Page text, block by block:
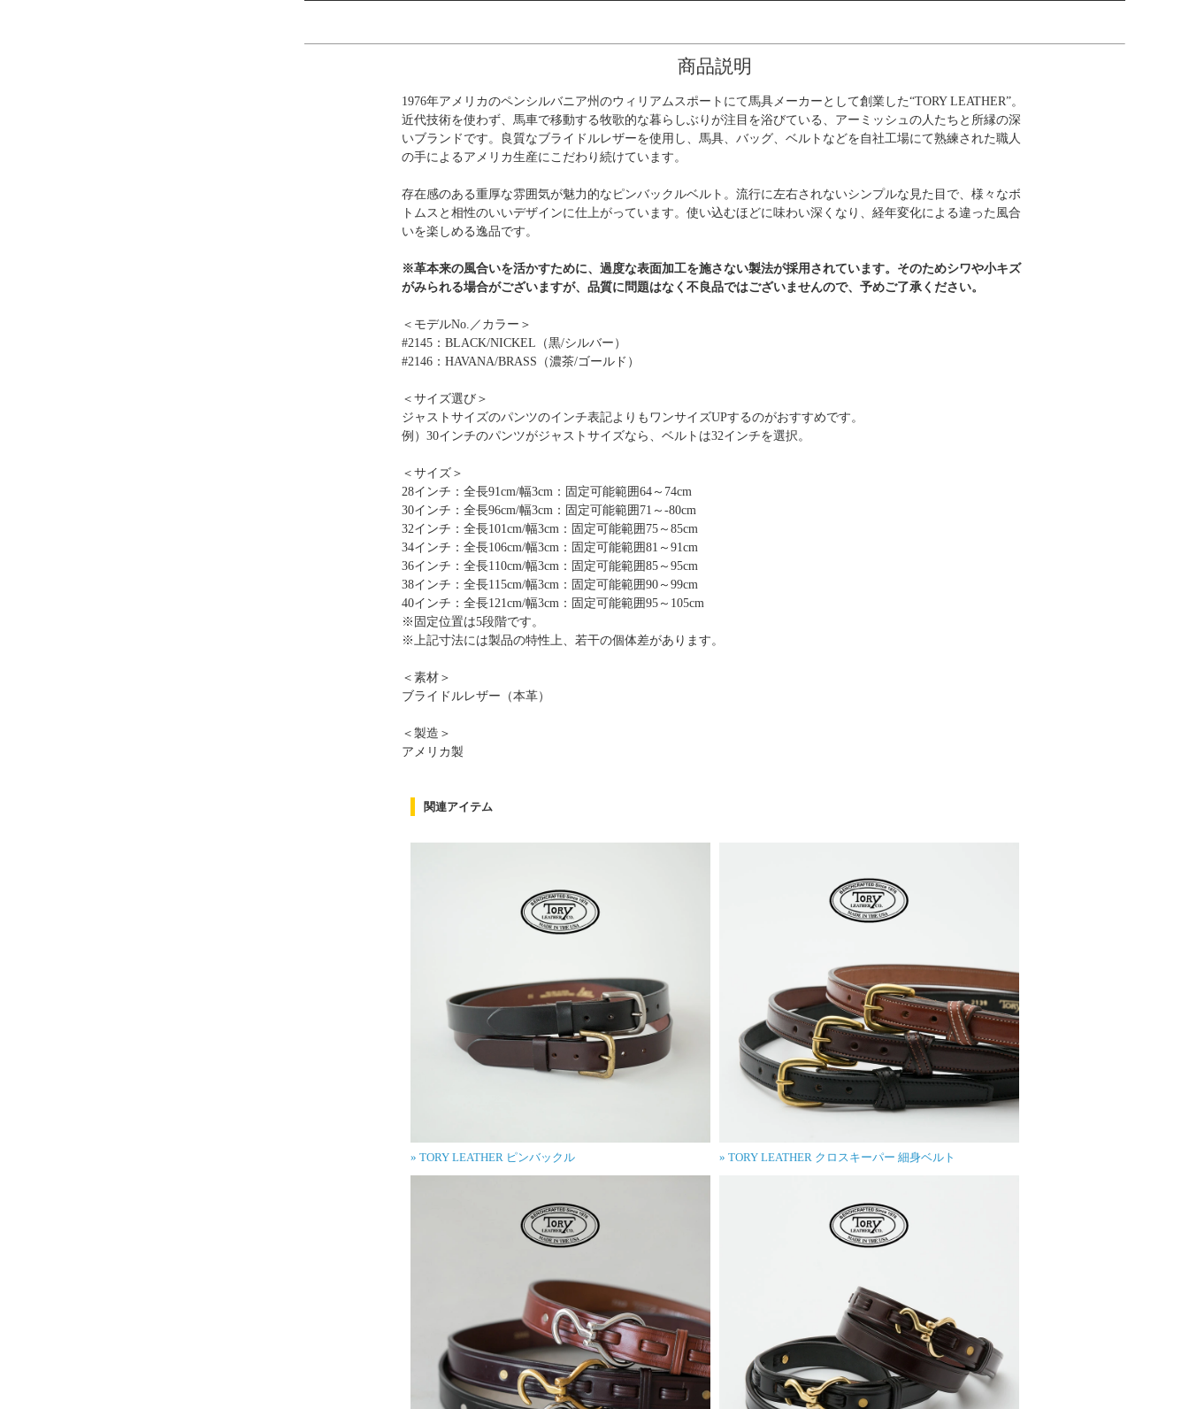
商品説明
1976年アメリカのペンシルバニア州のウィリアムスポートにて馬具メーカーとして創業した“TORY LEATHER”。
近代技術を使わず、馬車で移動する牧歌的な暮らしぶりが注目を浴びている、アーミッシュの人たちと所縁の深
いブランドです。良質なブライドルレザーを使用し、馬具、バッグ、ベルトなどを自社工場にて熟練された職人
の手によるアメリカ生産にこだわり続けています。
存在感のある重厚な雰囲気が魅力的なピンバックルベルト。流行に左右されないシンプルな見た目で、様々なボ
トムスと相性のいいデザインに仕上がっています。使い込むほどに味わい深くなり、経年変化による違った風合
いを楽しめる逸品です。
※革本来の風合いを活かすために、過度な表面加工を施さない製法が採用されています。そのためシワや小キズ
がみられる場合がございますが、品質に問題はなく不良品ではございませんので、予めご了承ください。
＜モデルNo.／カラー＞
#2145：BLACK/NICKEL（黒/シルバー）
#2146：HAVANA/BRASS（濃茶/ゴールド）
＜サイズ選び＞
ジャストサイズのパンツのインチ表記よりもワンサイズUPするのがおすすめです。
例）30インチのパンツがジャストサイズなら、ベルトは32インチを選択。
＜サイズ＞
28インチ：全長91cm/幅3cm：固定可能範囲64～74cm
30インチ：全長96cm/幅3cm：固定可能範囲71～-80cm
32インチ：全長101cm/幅3cm：固定可能範囲75～85cm
34インチ：全長106cm/幅3cm：固定可能範囲81～91cm
36インチ：全長110cm/幅3cm：固定可能範囲85～95cm
38インチ：全長115cm/幅3cm：固定可能範囲90～99cm
40インチ：全長121cm/幅3cm：固定可能範囲95～105cm
※固定位置は5段階です。
※上記寸法には製品の特性上、若干の個体差があります。
＜素材＞
ブライドルレザー（本革）
＜製造＞
アメリカ製
関連アイテム
» TORY LEATHER ピンバックル » TORY LEATHER クロスキーパー 細身ベルト